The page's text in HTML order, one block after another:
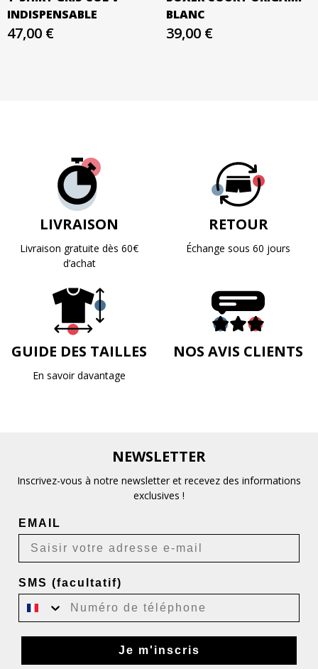
INDISPENSABLE
47,00 €
BLANC
39,00 €
LIVRAISON
Livraison gratuite dès 60€
d’achat
RETOUR
Échange sous 60 jours
GUIDE DES TAILLES
En savoir davantage
NOS AVIS CLIENTS
NEWSLETTER
Inscrivez-vous à notre newsletter et recevez des informations
exclusives !
EMAIL
SMS (facultatif)
Je m'inscris